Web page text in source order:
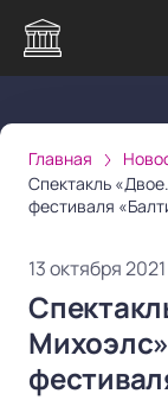
Главная
Спектакль
фестиваля
13 октября 2021